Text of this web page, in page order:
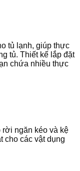
tủ lạnh, giúp thực
tủ. Thiết kế lắp đặt
chứa nhiều thực
rời ngăn kéo và kệ
cho các vật dụng